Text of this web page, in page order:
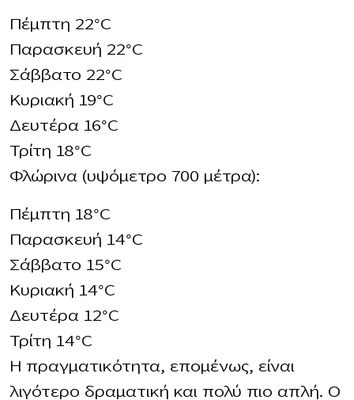
Πέμπτη 22°C
Παρασκευή 22°C
Σάββατο 22°C
Κυριακή 19°C
Δευτέρα 16°C
Τρίτη 18°C
Φλώρινα (υψόμετρο 700 μέτρα):
Πέμπτη 18°C
Παρασκευή 14°C
Σάββατο 15°C
Κυριακή 14°C
Δευτέρα 12°C
Τρίτη 14°C
Η πραγματικότητα, επομένως, είναι
λιγότερο δραματική και πολύ πιο απλή. Ο